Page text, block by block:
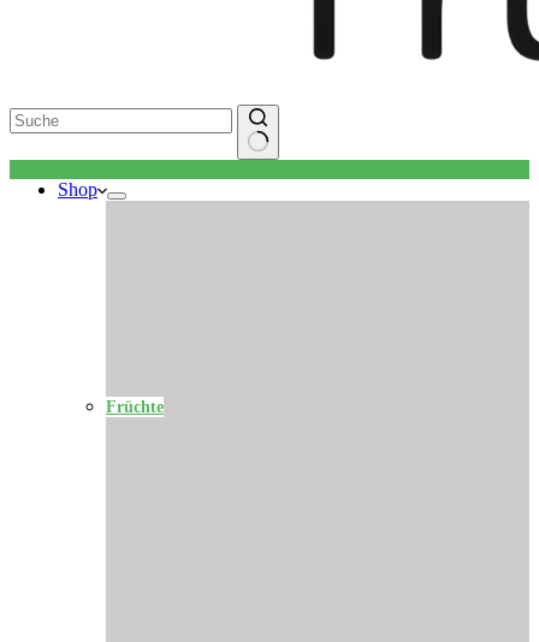
Ergebnisse
Shop
Früchte